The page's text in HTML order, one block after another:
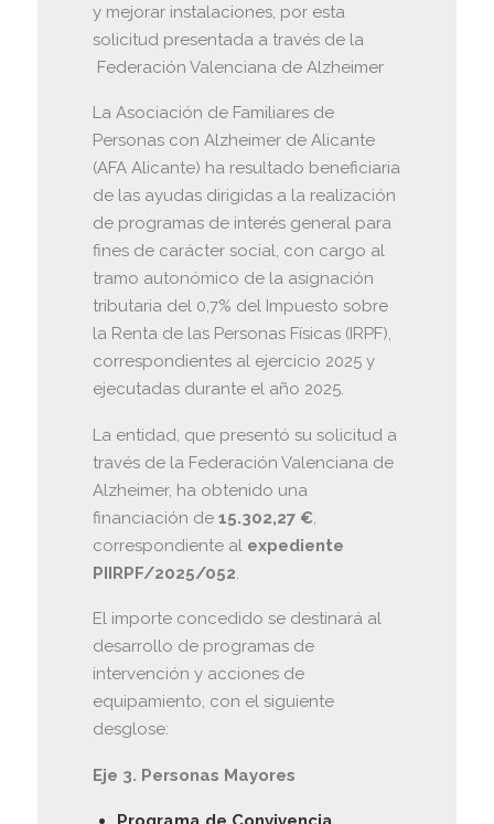
y mejorar instalaciones, por esta
solicitud presentada a través de la
Federación Valenciana de Alzheimer
La Asociación de Familiares de
Personas con Alzheimer de Alicante
(AFA Alicante) ha resultado beneficiaria
de las ayudas dirigidas a la realización
de programas de interés general para
fines de carácter social, con cargo al
tramo autonómico de la asignación
tributaria del 0,7% del Impuesto sobre
la Renta de las Personas Físicas (IRPF),
correspondientes al ejercicio 2025 y
ejecutadas durante el año 2025.
La entidad, que presentó su solicitud a
través de la Federación Valenciana de
Alzheimer, ha obtenido una
financiación de 15.302,27 €,
correspondiente al expediente
PIIRPF/2025/052.
El importe concedido se destinará al
desarrollo de programas de
intervención y acciones de
equipamiento, con el siguiente
desglose:
Eje 3. Personas Mayores